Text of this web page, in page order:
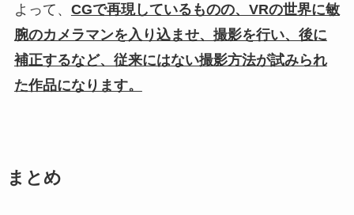
よって、 CGで再現しているものの、VRの世界に敏
腕のカメラマンを入り込ませ、撮影を行い、後に
補正するなど、従来にはない撮影方法が試みられ
た作品になります。
まとめ